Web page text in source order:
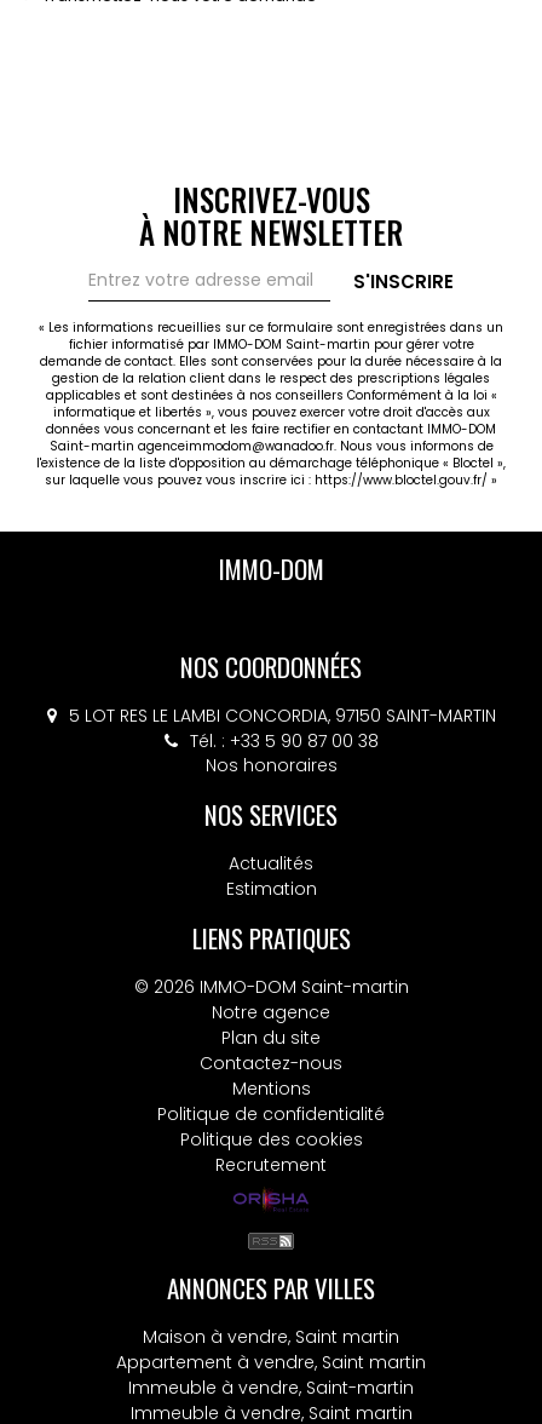
INSCRIVEZ-VOUS
À NOTRE NEWSLETTER
S'INSCRIRE
« Les informations recueillies sur ce formulaire sont enregistrées dans un
fichier informatisé par IMMO-DOM Saint-martin pour gérer votre
demande de contact. Elles sont conservées pour la durée nécessaire à la
gestion de la relation client dans le respect des prescriptions légales
applicables et sont destinées à nos conseillers Conformément à la loi «
informatique et libertés », vous pouvez exercer votre droit d'accès aux
données vous concernant et les faire rectifier en contactant IMMO-DOM
Saint-martin agenceimmodom@wanadoo.fr. Nous vous informons de
l'existence de la liste d'opposition au démarchage téléphonique « Bloctel »,
sur laquelle vous pouvez vous inscrire ici : https://www.bloctel.gouv.fr/ »
IMMO-DOM
NOS COORDONNÉES
5 LOT RES LE LAMBI CONCORDIA, 97150 SAINT-MARTIN
Tél. : +33 5 90 87 00 38
Nos honoraires
NOS SERVICES
Actualités
Estimation
LIENS PRATIQUES
© 2026 IMMO-DOM Saint-martin
Notre agence
Plan du site
Contactez-nous
Mentions
Politique de confidentialité
Politique des cookies
Recrutement
ANNONCES PAR VILLES
Maison à vendre, Saint martin
Appartement à vendre, Saint martin
Immeuble à vendre, Saint-martin
Immeuble à vendre, Saint martin